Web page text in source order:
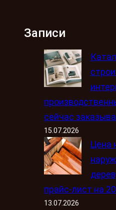
Записи
сейчас
15.07.2026
Цена
прайс-лист на
13.07.2026